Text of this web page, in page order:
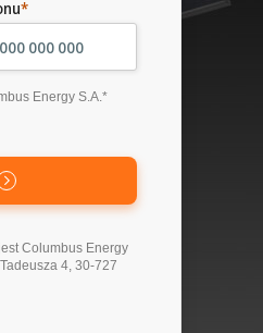
*
Energy S.A.*
Columbus Energy
4, 30-727